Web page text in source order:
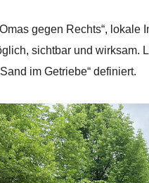
gegen Rechts“,
sichtbar und wirksam.
im Getriebe“ definiert.